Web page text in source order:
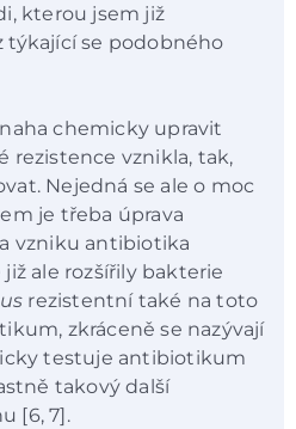
kterou jsem již
týkající se podobného
chemicky upravit
rezistence vznikla, tak,
Nejedná se ale o moc
je třeba úprava
vzniku antibiotika
ale rozšířily bakterie
rezistentní také na toto
zkráceně se nazývají
testuje antibiotikum
takový další
[6, 7].